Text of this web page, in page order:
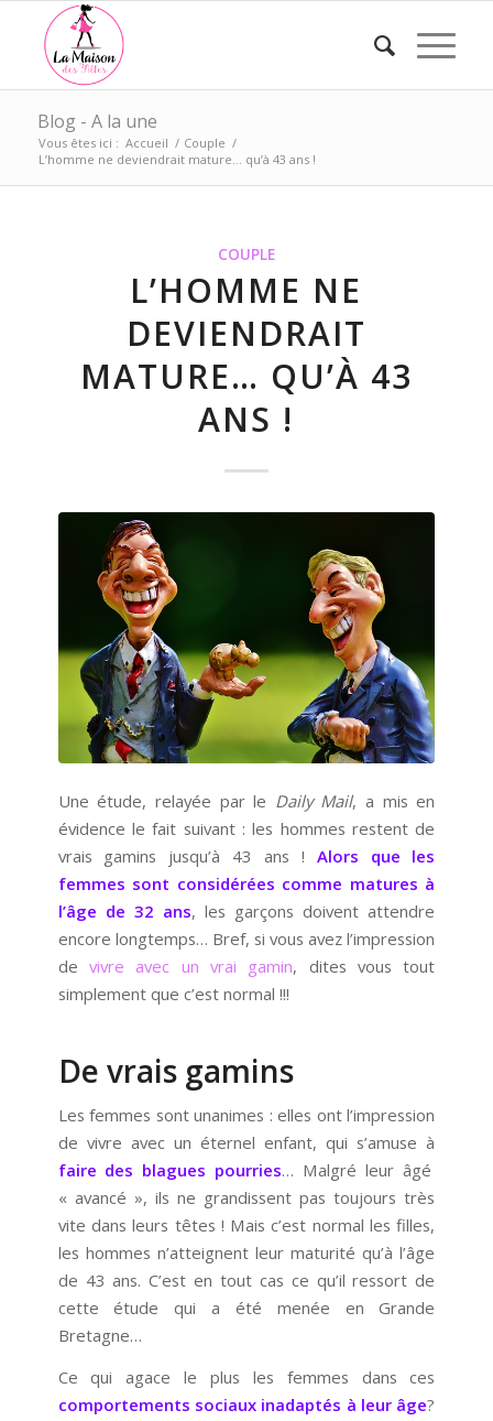
Blog - A la une
Vous êtes ici : Accueil / Couple /
L’homme ne deviendrait mature… qu’à 43 ans !
COUPLE
L’HOMME NE
DEVIENDRAIT
MATURE… QU’À 43
ANS !
Une étude, relayée par le Daily Mail, a mis en
évidence le fait suivant : les hommes restent de
vrais gamins jusqu’à 43 ans ! Alors que les
femmes sont considérées comme matures à
l’âge de 32 ans, les garçons doivent attendre
encore longtemps… Bref, si vous avez l’impression
de vivre avec un vrai gamin, dites vous tout
simplement que c’est normal !!!
De vrais gamins
Les femmes sont unanimes : elles ont l’impression
de vivre avec un éternel enfant, qui s’amuse à
faire des blagues pourries… Malgré leur âgé
« avancé », ils ne grandissent pas toujours très
vite dans leurs têtes ! Mais c’est normal les filles,
les hommes n’atteignent leur maturité qu’à l’âge
de 43 ans. C’est en tout cas ce qu’il ressort de
cette étude qui a été menée en Grande
Bretagne…
Ce qui agace le plus les femmes dans ces
comportements sociaux inadaptés à leur âge?